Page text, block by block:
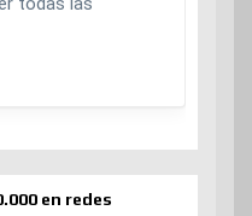
en redes